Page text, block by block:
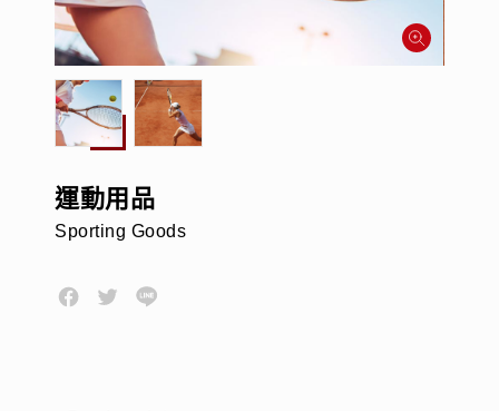
運動用品
Sporting Goods